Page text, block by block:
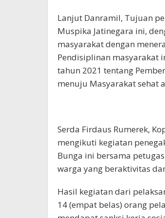
Lanjut Danramil, Tujuan
Muspika Jatinegara ini,
masyarakat dengan
Pendisiplinan masyarakat
tahun 2021 tentang
menuju Masyarakat sehat
Serda Firdaus Rumerek,
mengikuti kegiatan
Bunga ini bersama
warga yang beraktivitas
Hasil kegiatan dari
14 (empat belas) orang